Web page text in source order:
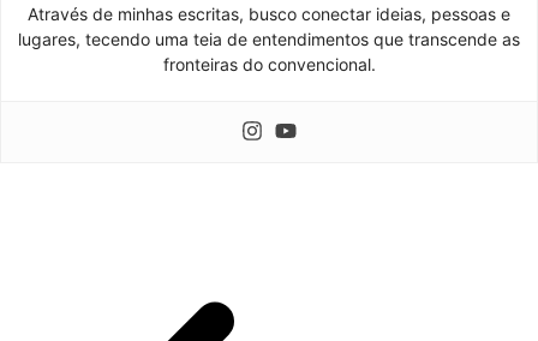
Através de minhas escritas, busco conectar ideias, pessoas e
lugares, tecendo uma teia de entendimentos que transcende as
fronteiras do convencional.